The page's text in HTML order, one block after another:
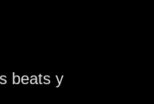
beats y